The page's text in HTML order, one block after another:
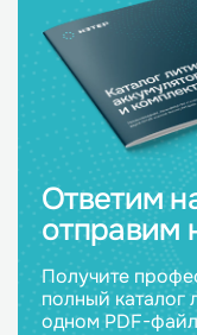
Ответим
отправим
Получите
полный каталог
одном PDF-